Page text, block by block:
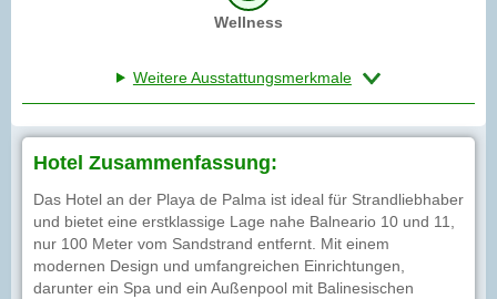
Wellness
Weitere Ausstattungsmerkmale
Hotel Zusammenfassung:
Das Hotel an der Playa de Palma ist ideal für Strandliebhaber
und bietet eine erstklassige Lage nahe Balneario 10 und 11,
nur 100 Meter vom Sandstrand entfernt. Mit einem
modernen Design und umfangreichen Einrichtungen,
darunter ein Spa und ein Außenpool mit Balinesischen